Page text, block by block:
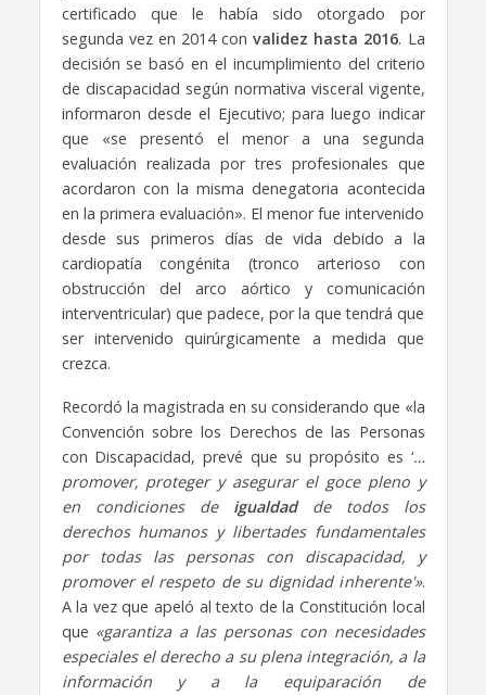
certificado que le había sido otorgado por
segunda vez en 2014 con validez hasta 2016. La
decisión se basó en el incumplimiento del criterio
de discapacidad según normativa visceral vigente,
informaron desde el Ejecutivo; para luego indicar
que «se presentó el menor a una segunda
evaluación realizada por tres profesionales que
acordaron con la misma denegatoria acontecida
en la primera evaluación». El menor fue intervenido
desde sus primeros días de vida debido a la
cardiopatía congénita (tronco arterioso con
obstrucción del arco aórtico y comunicación
interventricular) que padece, por la que tendrá que
ser intervenido quirúrgicamente a medida que
crezca.
Recordó la magistrada en su considerando que «la
Convención sobre los Derechos de las Personas
con Discapacidad, prevé que su propósito es ‘…
promover, proteger y asegurar el goce pleno y
en condiciones de igualdadde todos los
derechos humanos y libertades fundamentales
por todas las personas con discapacidad, y
promover el respeto de su dignidad inherente'».
A la vez que apeló al texto de la Constitución local
que «garantiza a las personas con necesidades
especiales el derecho a su plena integración, a la
información y a la equiparación de